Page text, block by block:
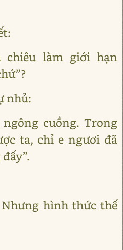
chiêu làm giới hạn
nhủ:
cuồng. Trong
ta, chỉ e ngươi đã
hình thức thế